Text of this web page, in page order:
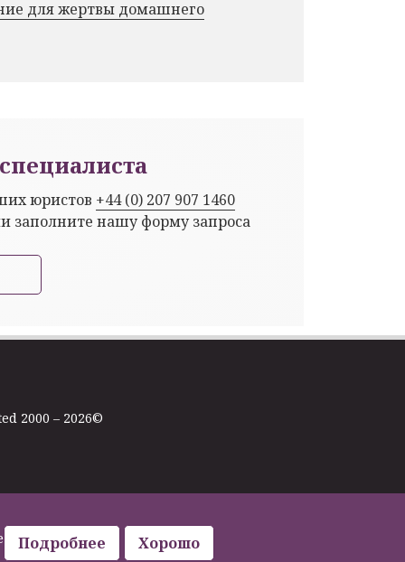
для жертвы домашнего
юристов +44 (0) 207 907 1460
заполните нашу форму запроса
2000 – 2026©
Подробнее Хорошо